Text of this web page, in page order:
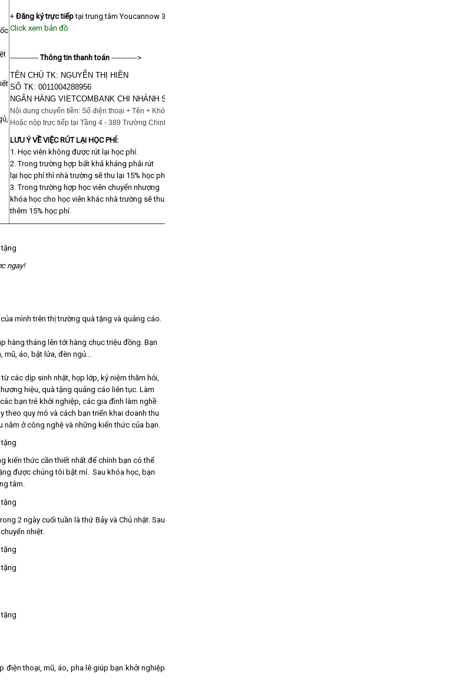
+ Đăng ký trực tiếptại trung tâm Youcannow 391 Trường Chinh -
Click xem bản đồ
------------Thông tin thanh toán ----------->
TÊN CHỦ TK: NGUYỄN THỊ HIỀN
SỐ TK: 0011004288956
NGÂN HÀNG VIETCOMBANK CHI NHÁNH SỞ GIAO DỊCH
Nội dung chuyển tiền: Số điện thoại + Tên + Khóa học in qua tang -
Hoặc nộp trực tiếp tại Tầng 4 - 389 Trường Chinh
LƯU Ý VỀ VIỆC RÚT LẠI HỌC PHÍ:
1. Học viên không được rút lại học phí.
2. Trong trường hợp bất khả kháng phải rút
lại học phí thì nhà trường sẽ thu lại 15% học phí.
3. Trong trường hợp học viên chuyển nhượng
khóa học cho học viên khác nhà trường sẽ thu
thêm 15% học phí.
ngay!
mình trên thị trường quà tặng và quảng cáo.
hàng tháng lên tới hàng chục triệu đồng. Bạn
áo, bật lửa, đèn ngủ...
các dịp sinh nhật, họp lớp, kỷ niệm thăm hỏi,
hiệu, quà tặng quảng cáo liên tục. Làm
bạn trẻ khởi nghiệp, các gia đình làm nghề
theo quy mô và cách bạn triển khai doanh thu
ở công nghệ và những kiến thức của bạn.
kiến thức cần thiết nhất để chính bạn có thể
được chúng tôi bật mí. Sau khóa học, bạn
tâm.
2 ngày cuối tuần là thứ Bảy và Chủ nhật. Sau
nhiệt.
điện thoại, mũ, áo, pha lê giúp bạn khởi nghiệp